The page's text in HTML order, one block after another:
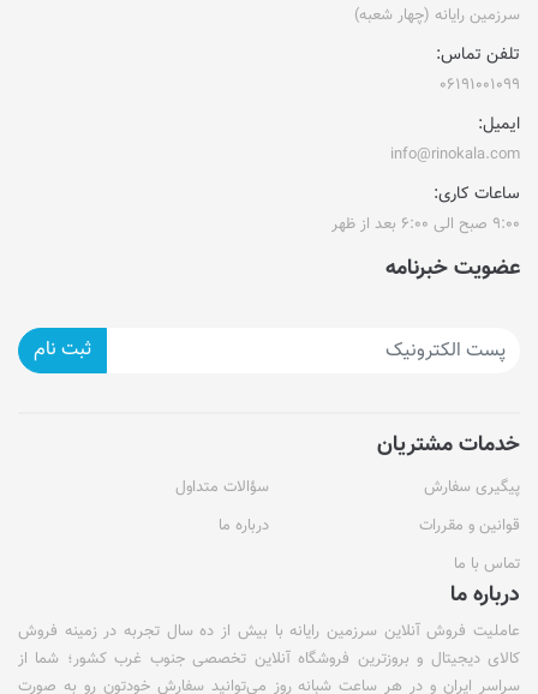
سرزمین رایانه (چهار شعبه)
تلفن تماس:
۰۶۱۹۱۰۰۱۰۹۹
ایمیل:
info@rinokala.com
ساعات کاری:
۹:۰۰ صبح الی ۶:۰۰ بعد از ظهر
عضویت خبرنامه
ثبت نام
خدمات مشتریان
پیگیری سفارش
سؤالات متداول
قوانین و مقررات
درباره ما
تماس با ما
درباره ما
عاملیت فروش آنلاین سرزمین رایانه با بیش از ده سال تجربه در زمینه فروش
کالای دیجیتال و بروزترین فروشگاه آنلاین تخصصی جنوب غرب کشور؛ شما از
سراسر ایران و در هر ساعت شبانه روز می‌توانید سفارش خودتون رو به صورت